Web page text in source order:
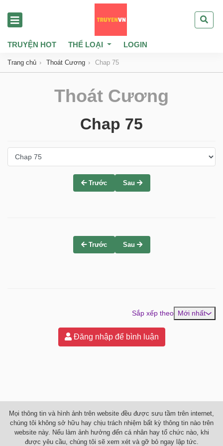
TRUYỆN HOT THỂ LOẠI LOGIN
Trang chủ Thoát Cương Chap 75
Thoát Cương
Chap 75
Trước Sau
Trước Sau
Sắp xếp theo Mới nhất
Đăng nhập để bình luận
Mọi thông tin và hình ảnh trên website đều được sưu tầm trên internet,
chúng tôi không sở hữu hay chịu trách nhiệm bất kỳ thông tin nào trên
website này. Nếu làm ảnh hưởng đến cá nhân hay tổ chức nào, khi
được yêu cầu, chúng tôi sẽ xem xét và gỡ bỏ ngay lập tức.